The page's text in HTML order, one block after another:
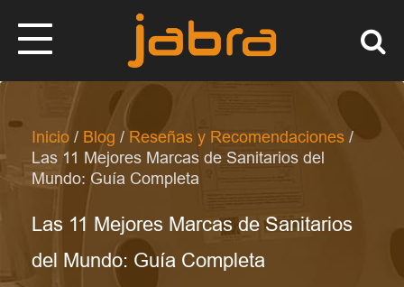
Inicio / Blog / Reseñas y Recomendaciones /
Las 11 Mejores Marcas de Sanitarios del
Mundo: Guía Completa
Las 11 Mejores Marcas de Sanitarios
del Mundo: Guía Completa